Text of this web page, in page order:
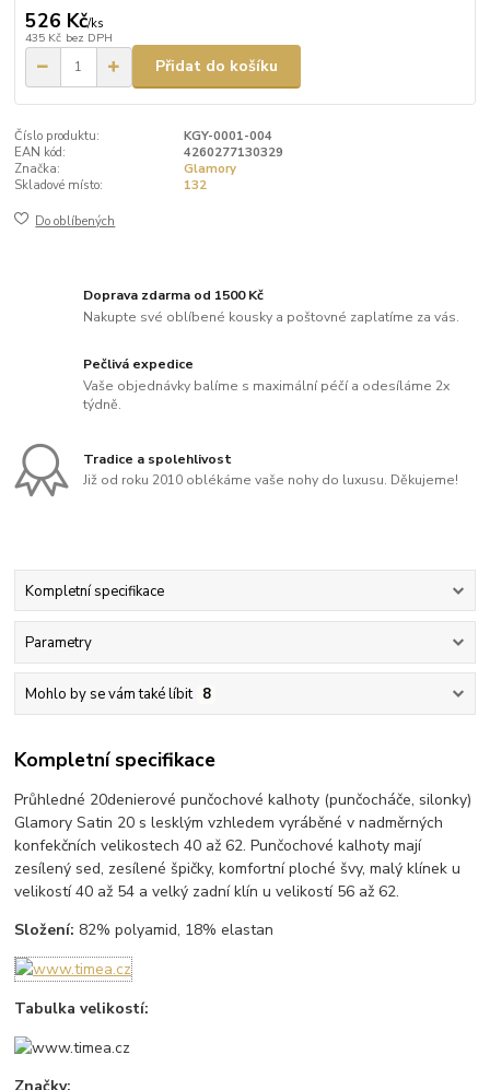
526 Kč/ks
435 Kč bez DPH
Přidat do košíku
Číslo produktu:
KGY-0001-004
EAN kód:
4260277130329
Značka:
Glamory
Skladové místo:
132
Do oblíbených
Doprava zdarma od 1500 Kč
Nakupte své oblíbené kousky a poštovné zaplatíme za vás.
Pečlivá expedice
Vaše objednávky balíme s maximální péčí a odesíláme 2x
týdně.
Tradice a spolehlivost
Již od roku 2010 oblékáme vaše nohy do luxusu. Děkujeme!
Kompletní specifikace
Parametry
Mohlo by se vám také líbit 8
Kompletní specifikace
Průhledné 20denierové punčochové kalhoty (punčocháče, silonky)
Glamory Satin 20 s lesklým vzhledem vyráběné v nadměrných
konfekčních velikostech 40 až 62. Punčochové kalhoty mají
zesílený sed, zesílené špičky, komfortní ploché švy, malý klínek u
velikostí 40 až 54 a velký zadní klín u velikostí 56 až 62.
Složení: 82% polyamid, 18% elastan
Tabulka velikostí: